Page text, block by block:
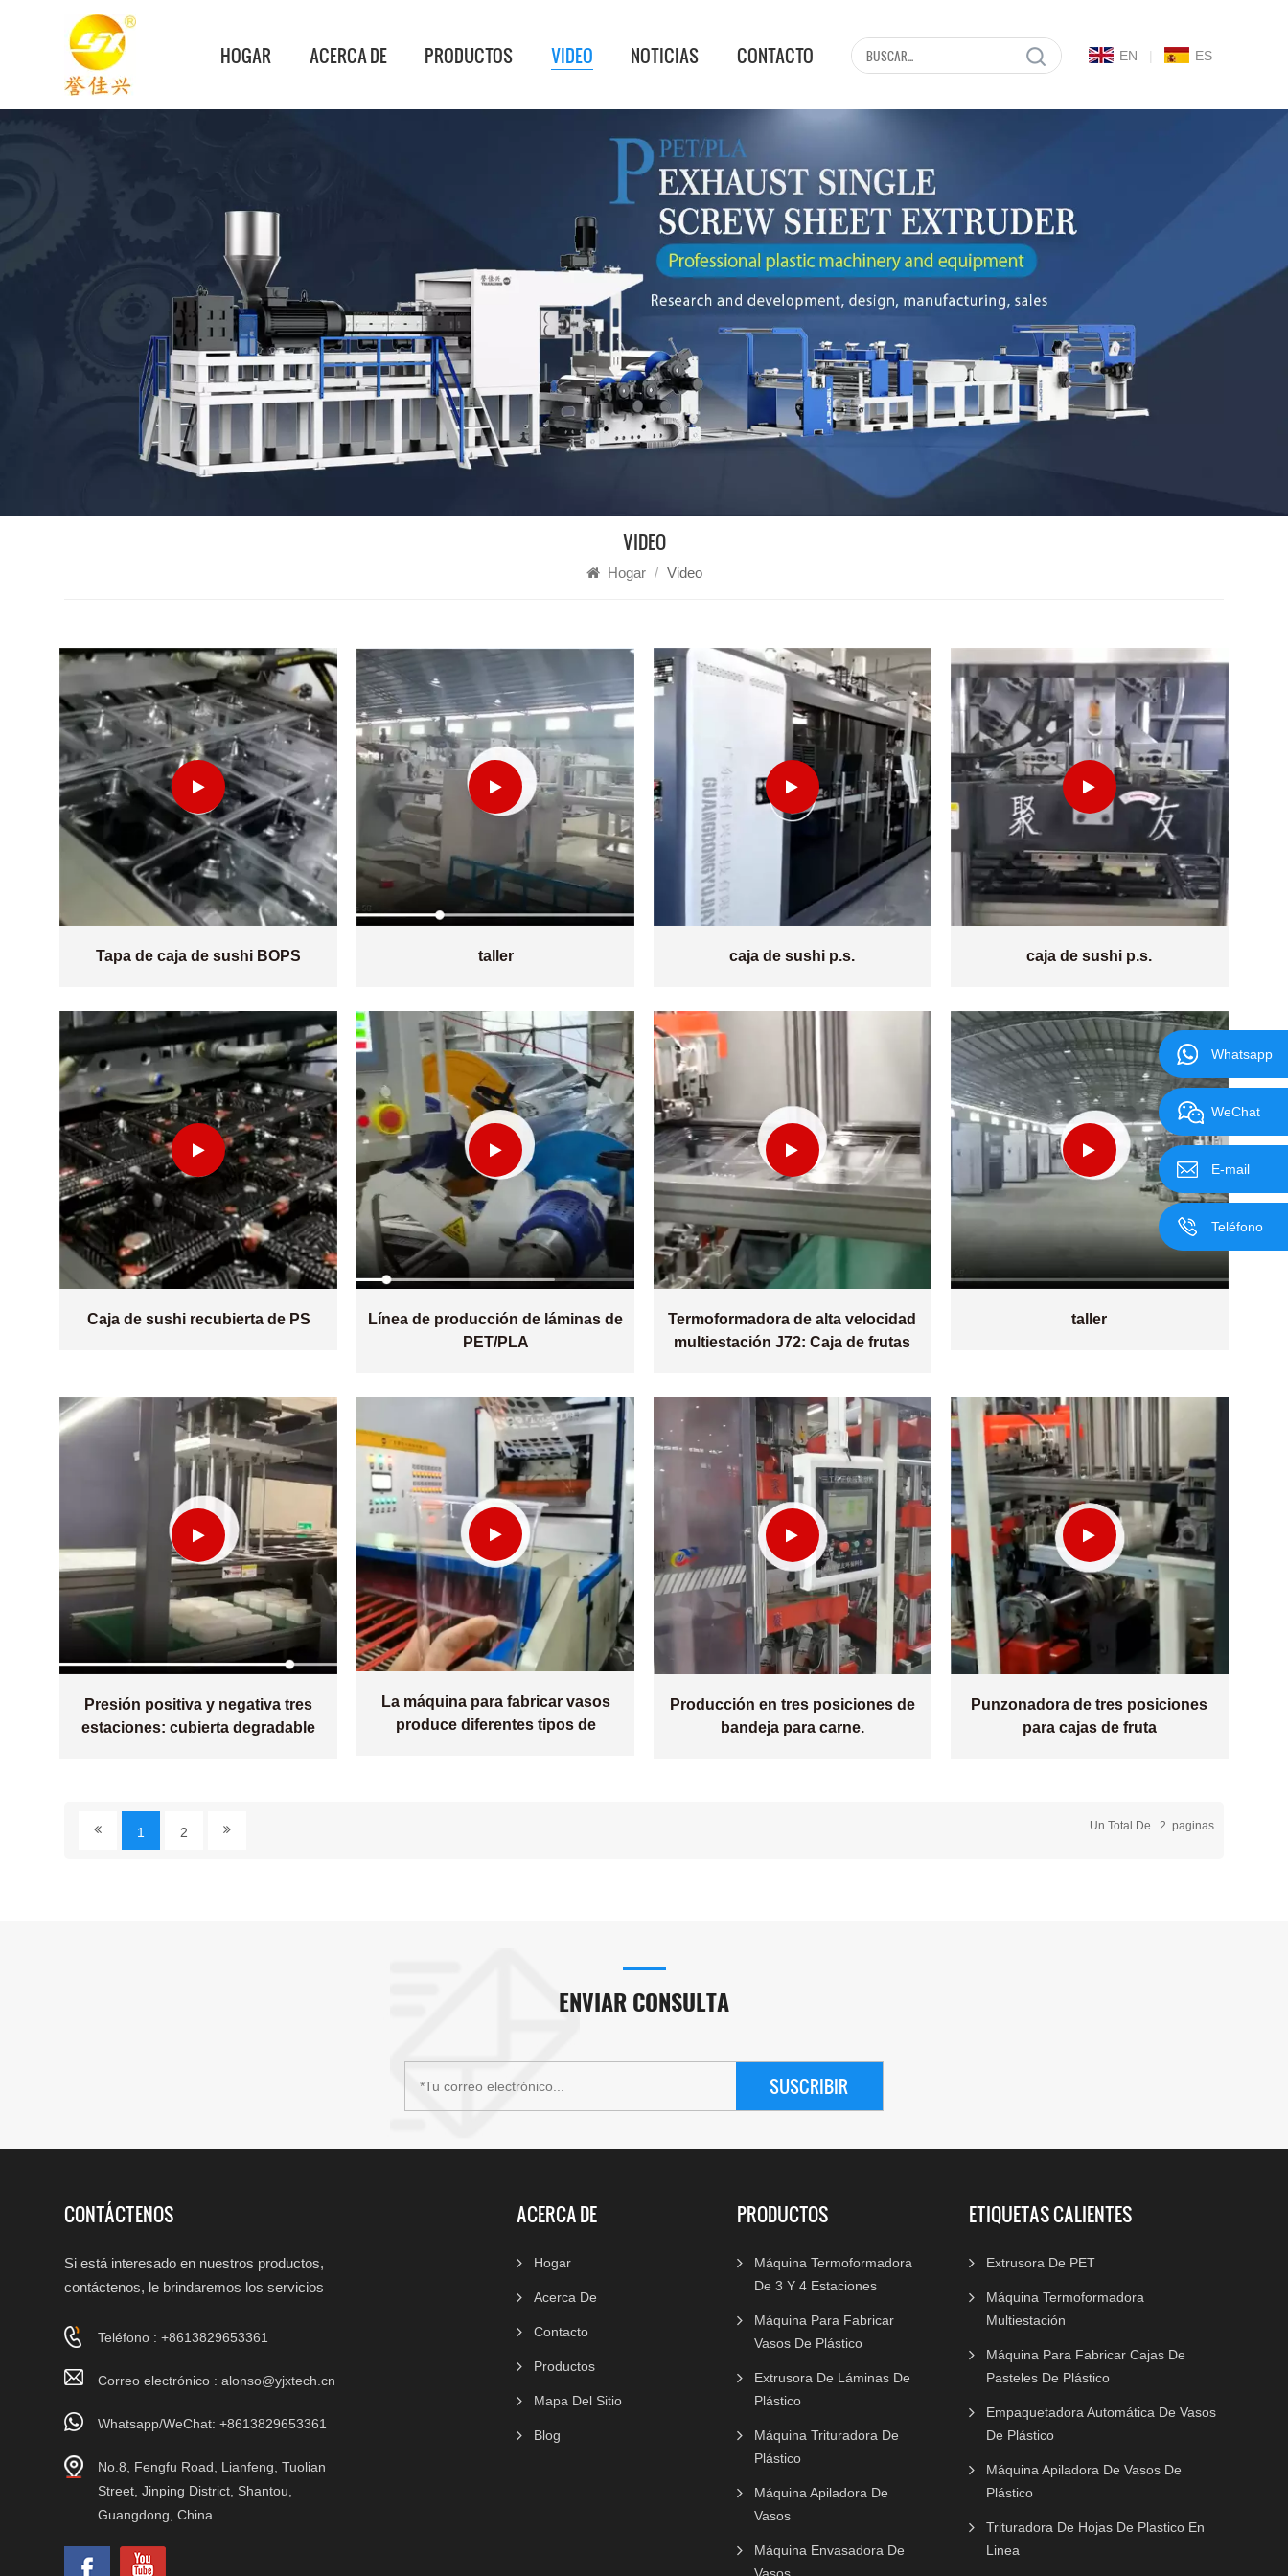
HOGAR ACERCA DE PRODUCTOS VIDEO NOTICIAS CONTACTO EN | ES
VIDEO
Hogar / Video
Tapa de caja de sushi BOPS taller caja de sushi p.s. caja de sushi p.s.
Caja de sushi recubierta de PS
Línea de producción de láminas de
PET/PLA
Termoformadora de alta velocidad
multiestación J72: Caja de frutas
taller
Presión positiva y negativa tres
estaciones: cubierta degradable
La máquina para fabricar vasos
produce diferentes tipos de
Producción en tres posiciones de
bandeja para carne.
Punzonadora de tres posiciones
para cajas de fruta
1 2 Un Total De 2 Paginas
ENVIAR CONSULTA
SUSCRIBIR
CONTÁCTENOS
Si está interesado en nuestros productos,
contáctenos, le brindaremos los servicios
Teléfono : +8613829653361
Correo electrónico :alonso@yjxtech.cn
Whatsapp/WeChat: +8613829653361
No.8, Fengfu Road, Lianfeng, Tuolian
Street, Jinping District, Shantou,
Guangdong, China
ACERCA DE
Hogar
Acerca De
Contacto
Productos
Mapa Del Sitio
Blog
PRODUCTOS
Máquina Termoformadora
De 3 Y 4 Estaciones
Máquina Para Fabricar
Vasos De Plástico
Extrusora De Láminas De
Plástico
Máquina Trituradora De
Plástico
Máquina Apiladora De
Vasos
Máquina Envasadora De
ETIQUETAS CALIENTES
Extrusora De PET
Máquina Termoformadora
Multiestación
Máquina Para Fabricar Cajas De
Pasteles De Plástico
Empaquetadora Automática De Vasos
De Plástico
Máquina Apiladora De Vasos De
Plástico
Trituradora De Hojas De Plastico En
Linea
Whatsapp
WeChat
E-mail
Teléfono